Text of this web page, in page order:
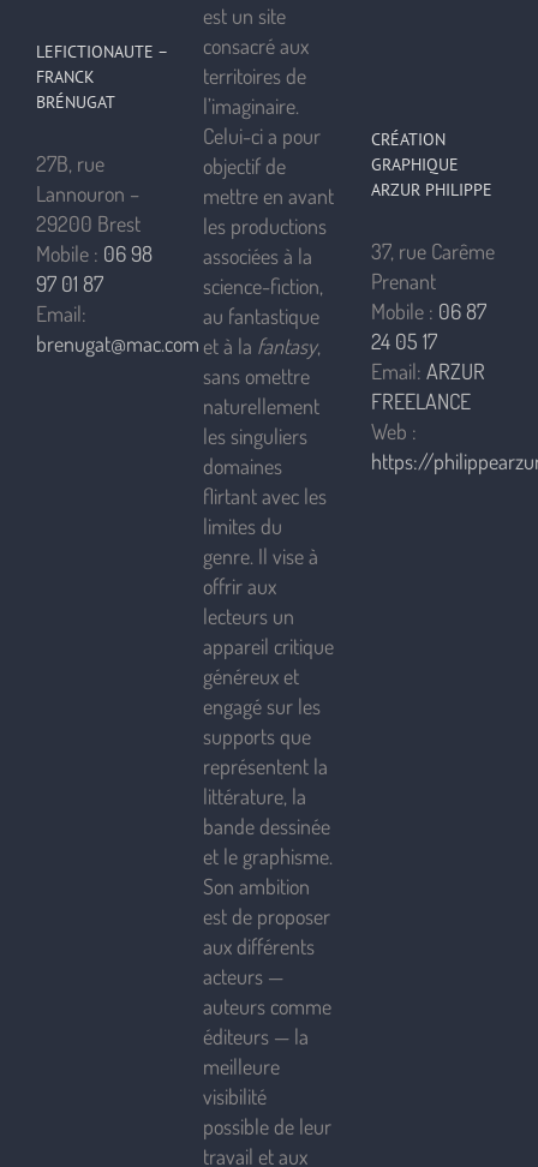
LEFICTIONAUTE –
FRANCK
BRÉNUGAT
27B, rue
Lannouron –
29200 Brest
Mobile : 06 98
97 01 87
Email:
brenugat@mac.com
est un site
consacré aux
territoires de
l’imaginaire.
Celui-ci a pour
objectif de
mettre en avant
les productions
associées à la
science-fiction,
au fantastique
et à la fantasy,
sans omettre
naturellement
les singuliers
domaines
flirtant avec les
limites du
genre. Il vise à
offrir aux
lecteurs un
appareil critique
généreux et
engagé sur les
supports que
représentent la
littérature, la
bande dessinée
et le graphisme.
Son ambition
est de proposer
aux différents
acteurs —
auteurs comme
éditeurs — la
meilleure
visibilité
possible de leur
travail et aux
CRÉATION
GRAPHIQUE
ARZUR PHILIPPE
37, rue Carême
Prenant
Mobile : 06 87
24 05 17
Email: ARZUR
FREELANCE
Web :
https://